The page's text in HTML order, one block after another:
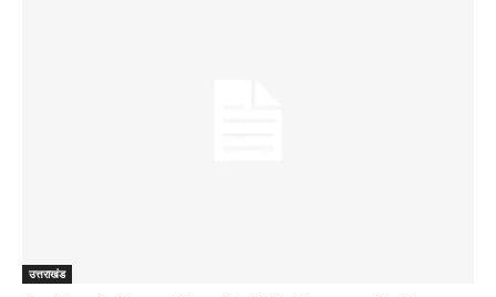
उत्तराखंड